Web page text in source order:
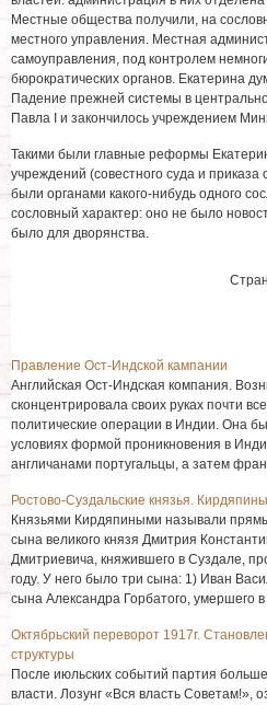
Местные общества получили, на
местного управления. Местная
самоуправления, под контролем
бюрократических органов. Екатерина
Падение прежней системы в
Павла I и закончилось учреждением
Такими были главные реформы
учреждений (совестного суда и
были органами какого-нибудь одного
сословный характер: оно не было
было для дворянства.
Правление Ост-Индской кампании
Английская Ост-Индская компания.
сконцентрировала своих руках почти
политические операции в Индии. Она
условиях формой проникновения в
англичанами португальцы, а затем
Ростово-Суздальские князья.
Князьями Кирдяпиными называли
сына великого князя Дмитрия
Дмитриевича, княжившего в Суздале,
году. У него было три сына: 1) Иван
сына Александра Горбатого, умершего в
Октябрьский переворот 1917г.
структуры
После июльских событий партия
власти. Лозунг «Вся власть Советам!»,